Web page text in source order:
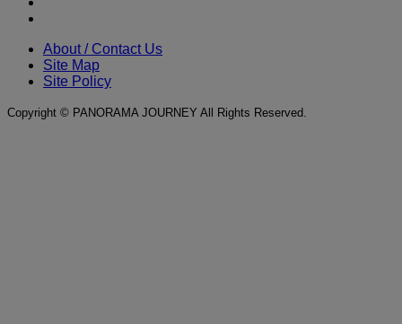
About / Contact Us
Site Map
Site Policy
Copyright © PANORAMA JOURNEY All Rights Reserved.